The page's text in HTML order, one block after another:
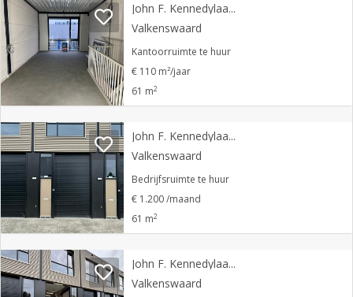
John F. Kennedylaan 46
Valkenswaard
Kantoorruimte te huur
€ 110 m²/jaar
61 m2
John F. Kennedylaan 64
Valkenswaard
Bedrijfsruimte te huur
€ 1.200 /maand
61 m2
John F. Kennedylaan 88
Valkenswaard